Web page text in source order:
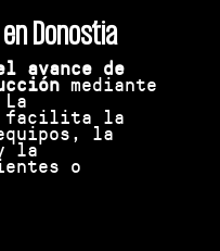
Donostia
avance de
mediante
facilita la
la
la
o